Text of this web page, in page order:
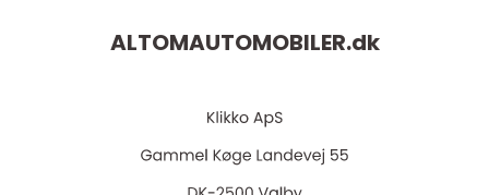
ALTOMAUTOMOBILER.dk